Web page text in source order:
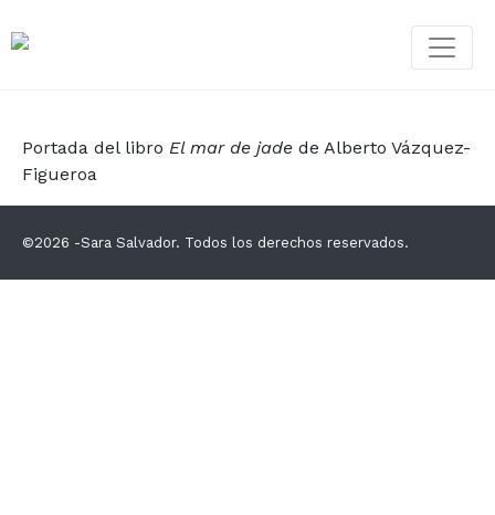
Portada del libro El mar de jade de Alberto Vázquez-
Figueroa
©2026 -Sara Salvador. Todos los derechos reservados.